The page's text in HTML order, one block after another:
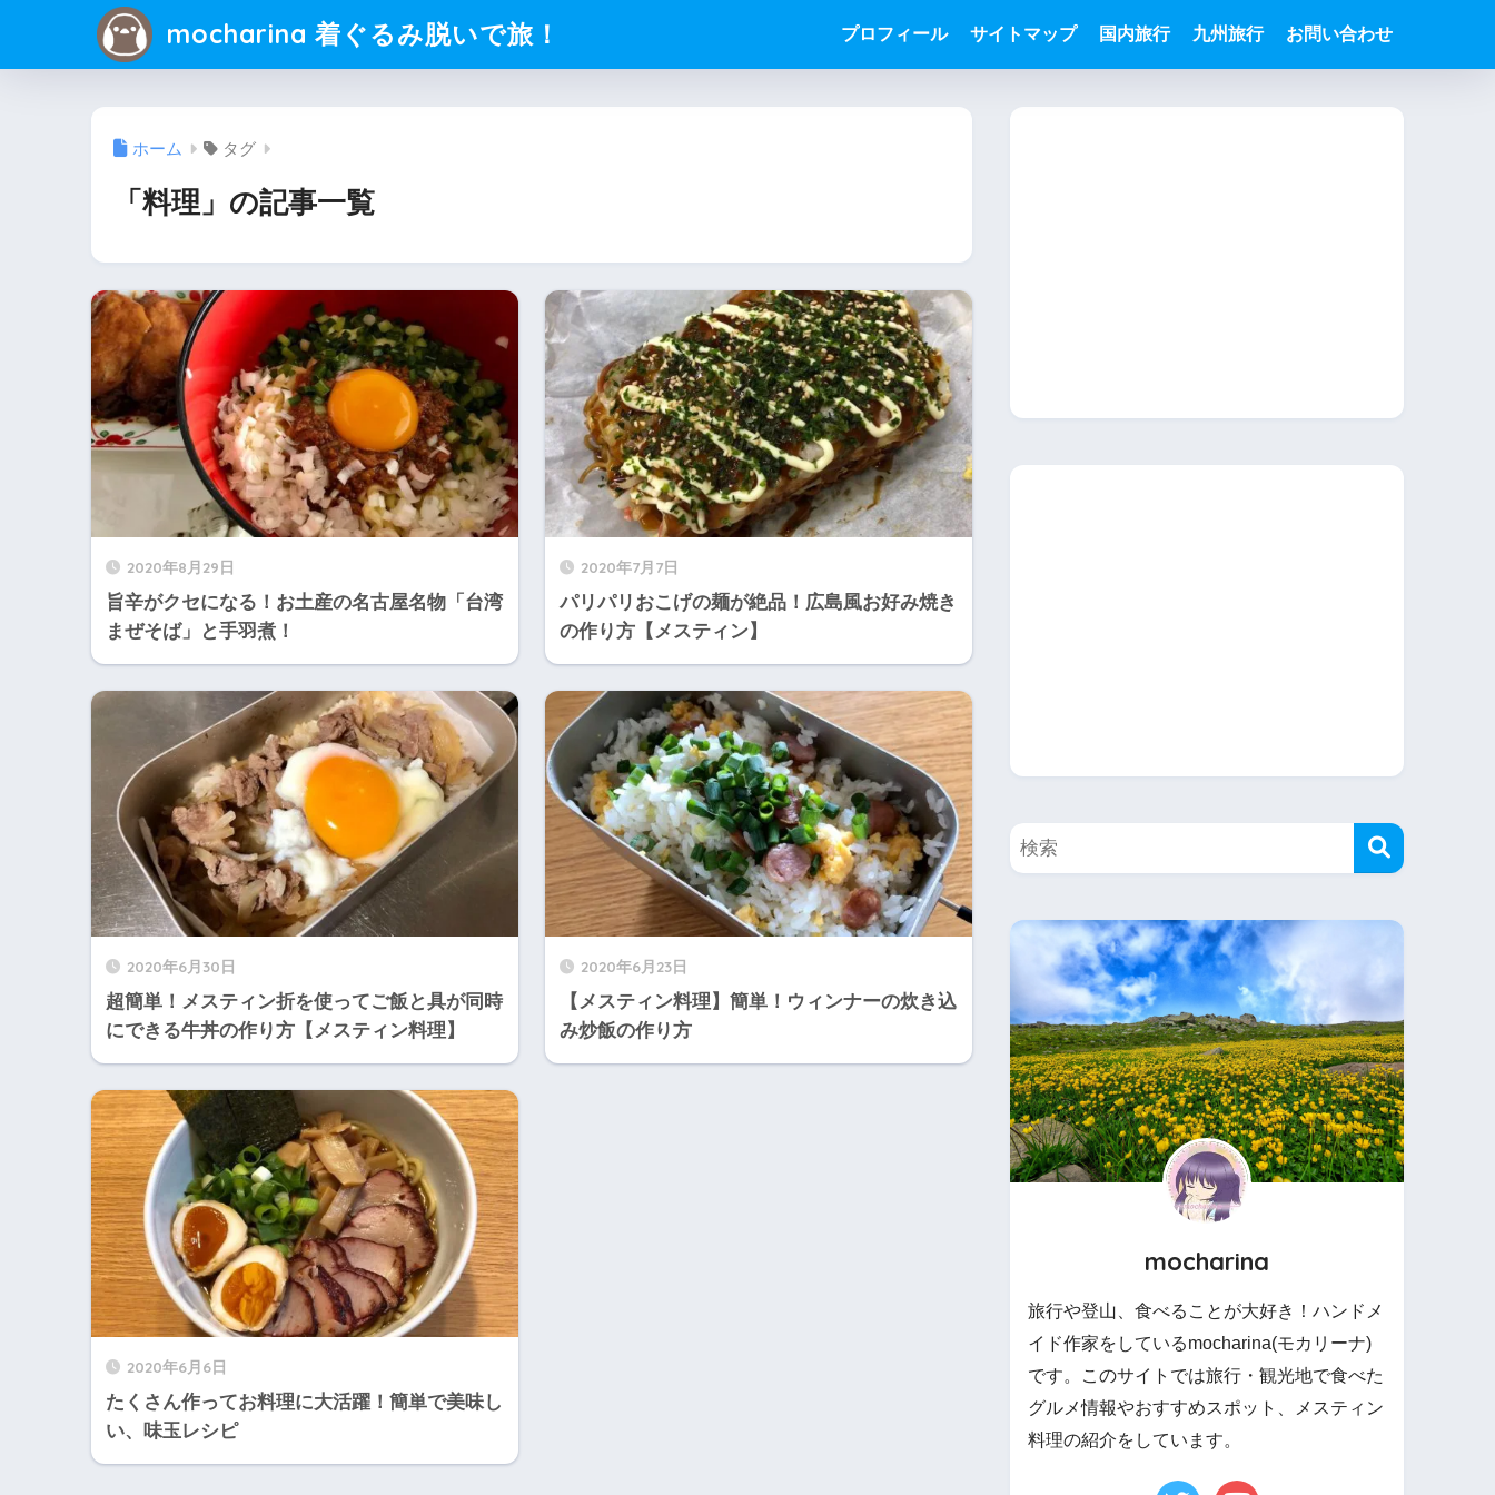
mocharina 着ぐるみ脱いで旅！ プロフィール サイトマップ 国内旅行 九州旅行 お問い合わせ
ホーム タグ
「料理」の記事一覧
2020年8月29日
旨辛がクセになる！お土産の名古屋名物「台湾
まぜそば」と手羽煮！
2020年7月7日
パリパリおこげの麺が絶品！広島風お好み焼き
の作り方【メスティン】
2020年6月30日
超簡単！メスティン折を使ってご飯と具が同時
にできる牛丼の作り方【メスティン料理】
2020年6月23日
【メスティン料理】簡単！ウィンナーの炊き込
み炒飯の作り方
2020年6月6日
たくさん作ってお料理に大活躍！簡単で美味し
い、味玉レシピ
mocharina
旅行や登山、食べることが大好き！ハンドメ
イド作家をしているmocharina(モカリーナ)
です。このサイトでは旅行・観光地で食べた
グルメ情報やおすすめスポット、メスティン
料理の紹介をしています。